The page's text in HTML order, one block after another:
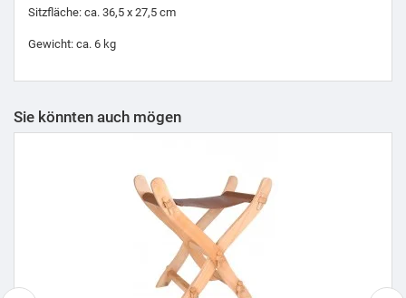
Sitzfläche: ca. 36,5 x 27,5 cm
Gewicht: ca. 6 kg
Sie könnten auch mögen